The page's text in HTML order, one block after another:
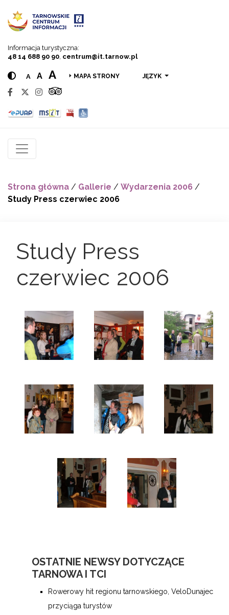
Informacja turystyczna:
48 14 688 90 90 centrum@it.tarnow.pl
A A A MAPA STRONY JĘZYK
Strona główna / Gallerie / Wydarzenia 2006 /
Study Press czerwiec 2006
Study Press
czerwiec 2006
OSTATNIE NEWSY DOTYCZĄCE
TARNOWA I TCI
Rowerowy hit regionu tarnowskiego, VeloDunajec
przyciąga turystów